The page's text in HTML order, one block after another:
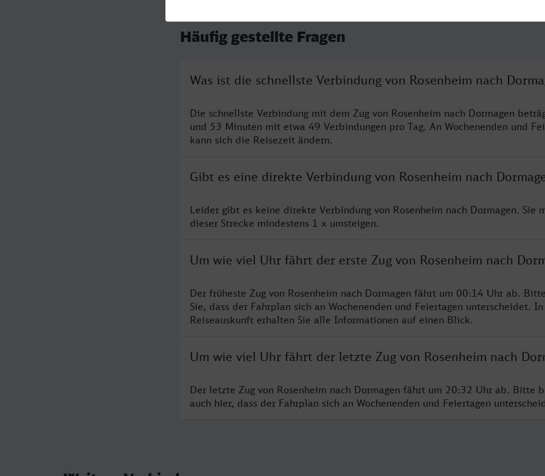
Häufig gestellte Fragen
Was ist die schnellste Verbindung von Rosenheim nach
Die schnellste Verbindung mit dem Zug von Rosenheim nach Dormagen
und 53 Minuten mit etwa 49 Verbindungen pro Tag. An Wochenenden und
kann sich die Reisezeit ändern.
Gibt es eine direkte Verbindung von Rosenheim nach
Leider gibt es keine direkte Verbindung von Rosenheim nach Dormagen. Sie
dieser Strecke mindestens 1 x umsteigen.
Um wie viel Uhr fährt der erste Zug von Rosenheim nach
Der früheste Zug von Rosenheim nach Dormagen fährt um 00:14 Uhr ab.
Sie, dass der Fahrplan sich an Wochenenden und Feiertagen unterscheidet.
Reiseauskunft erhalten Sie alle Informationen auf einen Blick.
Um wie viel Uhr fährt der letzte Zug von Rosenheim nach
Der letzte Zug von Rosenheim nach Dormagen fährt um 20:32 Uhr ab. Bitte
auch hier, dass der Fahrplan sich an Wochenenden und Feiertagen